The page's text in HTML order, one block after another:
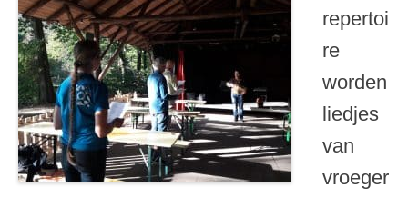
repertoi
re
worden
liedjes
van
vroeger